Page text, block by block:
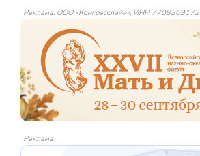
Реклама: ООО «Конгресслайн», ИНН 7708369172
Реклама